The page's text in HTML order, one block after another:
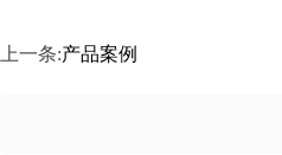
上一条:产品案例